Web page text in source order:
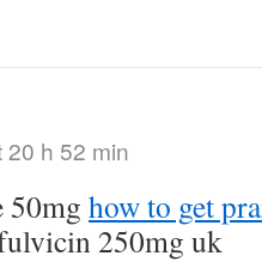
h 52 min
50mg how to get
250mg uk